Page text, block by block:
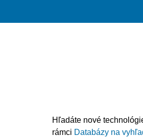
Hľadáte nové
rámci Databázy na